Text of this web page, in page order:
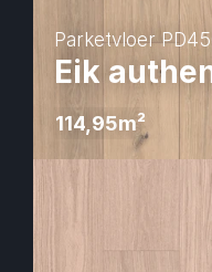
Parketvloer
Eik
114,95m²